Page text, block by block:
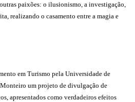
paixões: o ilusionismo, a investigação,
realizando o casamento entre a magia e
em Turismo pela Universidade de
um projeto de divulgação de
apresentados como verdadeiros efeitos